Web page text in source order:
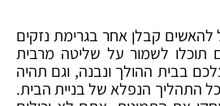
להאשים קבלן אחר בגרימת נזקים
תוכלו לשמור על שליטה מרבית
בבית ההולך ונבנה, וגם תהיה
התהליך הנפלא של בניית הבית.